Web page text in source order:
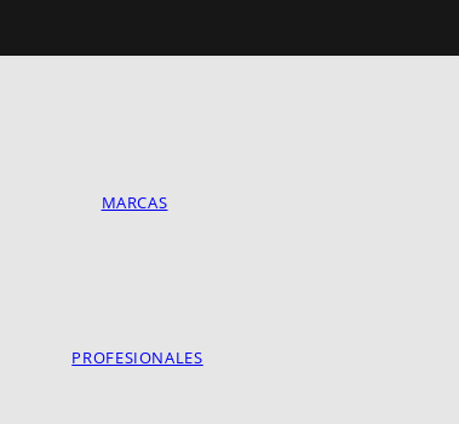
MARCAS
PROFESIONALES